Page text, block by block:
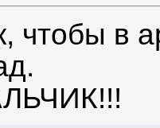
чтобы в